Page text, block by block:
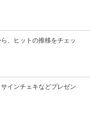
、ヒットの推移をチェッ
インチェキなどプレゼン